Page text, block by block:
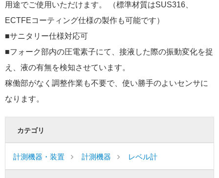
用途でご使用いただけます。 （標準材質はSUS316、
ECTFEコーティング仕様の製作も可能です）
■サニタリー仕様対応可
■フォーク部内の圧電素子にて、接液した際の振動変化を捉
え、液の有無を検知させています。
稼働部がなく調整作業も不要で、使い勝手のよいセンサに
なります。
カテゴリ
計測機器・装置 計測機器 レベル計